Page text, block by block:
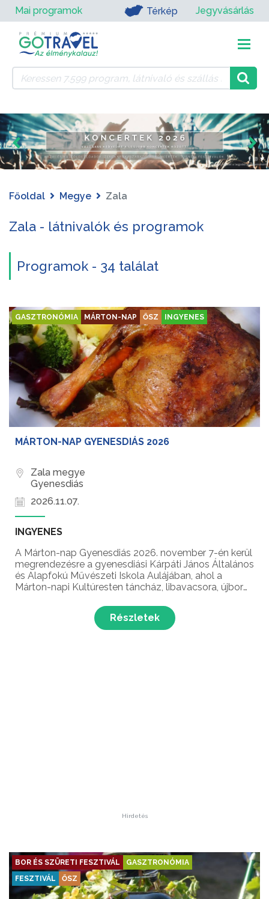
Mai programok Térkép Jegyvásárlás
Főoldal Megye Zala
Zala - látnivalók és programok
Programok - 34 találat
GASZTRONÓMIA MÁRTON-NAP ŐSZ INGYENES
MÁRTON-NAP GYENESDIÁS 2026
Zala megye
Gyenesdiás
2026.11.07.
INGYENES
A Márton-nap Gyenesdiás 2026. november 7-én kerül
megrendezésre a gyenesdiási Kárpáti János Általános
és Alapfokú Művészeti Iskola Aulájában, ahol a
Márton-napi Kultúresten táncház, libavacsora, újbor
Részletek
Hirdetés
BOR ÉS SZÜRETI FESZTIVÁL
GASZTRONÓMIA
FESZTIVÁL
ŐSZ